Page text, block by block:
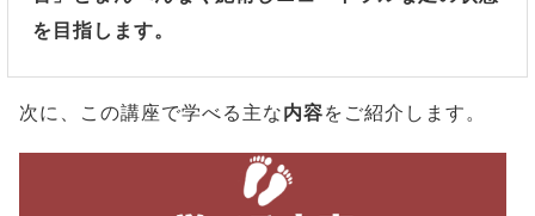
を目指します。
次に、この講座で学べる主な内容をご紹介します。